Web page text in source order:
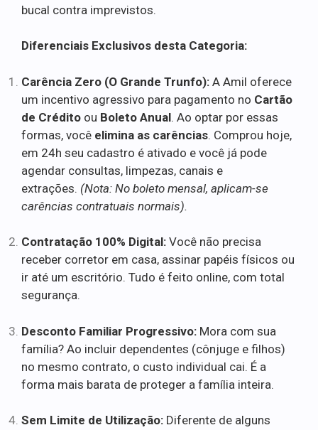
bucal contra imprevistos.
Diferenciais Exclusivos desta Categoria:
Carência Zero (O Grande Trunfo): A Amil oferece
um incentivo agressivo para pagamento no Cartão
de Crédito ou Boleto Anual. Ao optar por essas
formas, você elimina as carências. Comprou hoje,
em 24h seu cadastro é ativado e você já pode
agendar consultas, limpezas, canais e
extrações. (Nota: No boleto mensal, aplicam-se
carências contratuais normais).
Contratação 100% Digital: Você não precisa
receber corretor em casa, assinar papéis físicos ou
ir até um escritório. Tudo é feito online, com total
segurança.
Desconto Familiar Progressivo: Mora com sua
família? Ao incluir dependentes (cônjuge e filhos)
no mesmo contrato, o custo individual cai. É a
forma mais barata de proteger a família inteira.
Sem Limite de Utilização: Diferente de alguns